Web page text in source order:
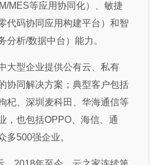
MES等应用协同化）、敏捷
代码协同应用构建平台）和智
分析/数据中台）能力。
大型企业提供公有云、私有
协同解决方案；典型客户包括
杞、深圳麦科田、华海通信等
，也包括OPPO、海信、通
多500强企业。